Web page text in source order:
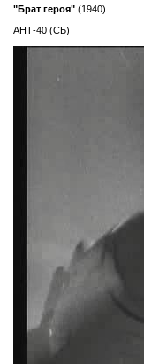
"Брат героя"(1940)
АНТ-40 (СБ)